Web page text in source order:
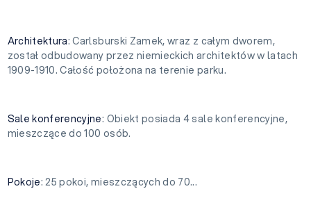
Architektura: Carlsburski Zamek, wraz z całym dworem,
został odbudowany przez niemieckich architektów w latach
1909-1910. Całość położona na terenie parku.
Sale konferencyjne: Obiekt posiada 4 sale konferencyjne,
mieszczące do 100 osób.
Pokoje: 25 pokoi, mieszczących do 70...